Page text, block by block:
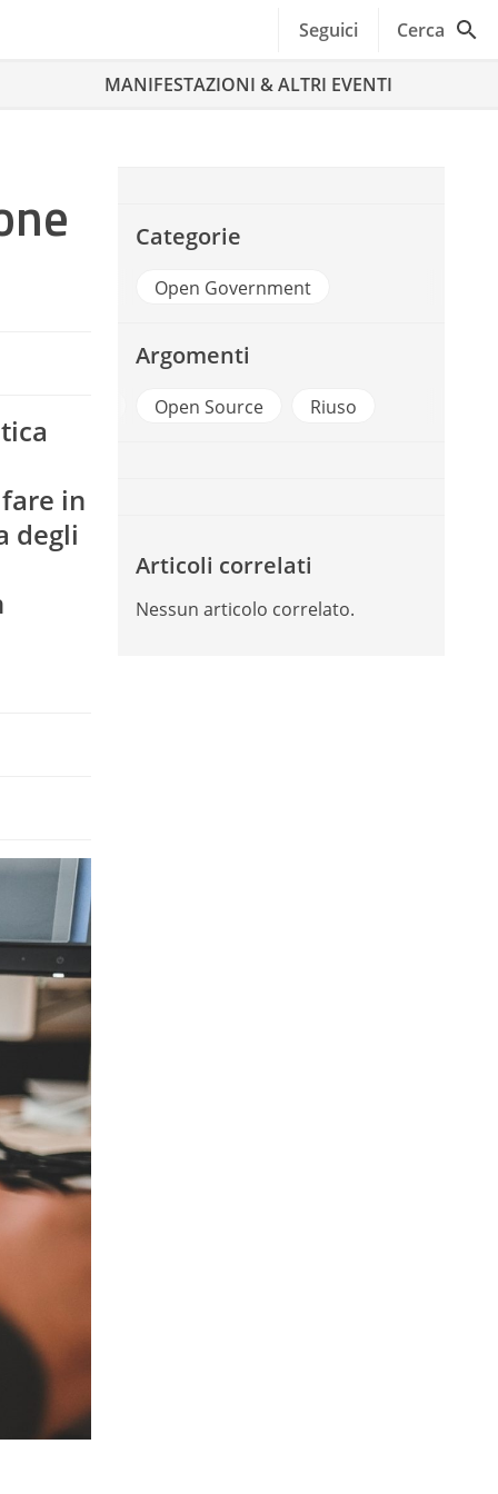
Seguici Cerca
MANIFESTAZIONI & ALTRI EVENTI
in
degli
Categorie
Open Government
Argomenti
Open Source Riuso
Articoli correlati
Nessun articolo correlato.